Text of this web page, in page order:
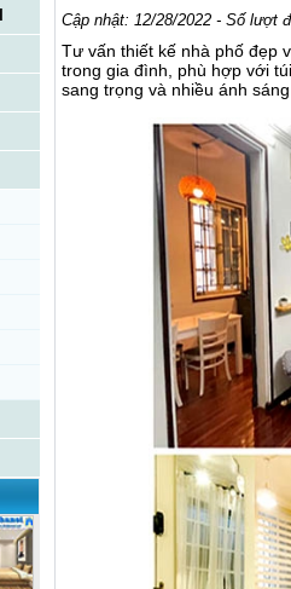
Cập nhật: 12/28/2022 - Số lượt
Tư vấn thiết kế nhà phố đẹp
trong gia đình, phù hợp với
sang trọng và nhiều ánh